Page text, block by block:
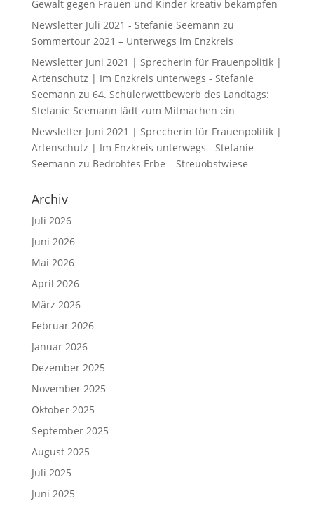
Gewalt gegen Frauen und Kinder kreativ bekämpfen
Newsletter Juli 2021 - Stefanie Seemann zu
Sommertour 2021 – Unterwegs im Enzkreis
Newsletter Juni 2021 | Sprecherin für Frauenpolitik |
Artenschutz | Im Enzkreis unterwegs - Stefanie
Seemann zu 64. Schülerwettbewerb des Landtags:
Stefanie Seemann lädt zum Mitmachen ein
Newsletter Juni 2021 | Sprecherin für Frauenpolitik |
Artenschutz | Im Enzkreis unterwegs - Stefanie
Seemann zu Bedrohtes Erbe – Streuobstwiese
Archiv
Juli 2026
Juni 2026
Mai 2026
April 2026
März 2026
Februar 2026
Januar 2026
Dezember 2025
November 2025
Oktober 2025
September 2025
August 2025
Juli 2025
Juni 2025